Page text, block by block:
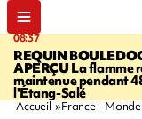
08:37
REQUIN
APERÇU La flamme
maintenue pendant
l'Étang-Salé
Accueil France - Monde